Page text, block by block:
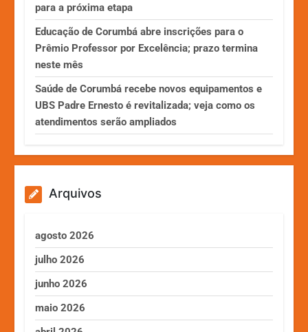
para a próxima etapa
Educação de Corumbá abre inscrições para o
Prêmio Professor por Excelência; prazo termina
neste mês
Saúde de Corumbá recebe novos equipamentos e
UBS Padre Ernesto é revitalizada; veja como os
atendimentos serão ampliados
Arquivos
agosto 2026
julho 2026
junho 2026
maio 2026